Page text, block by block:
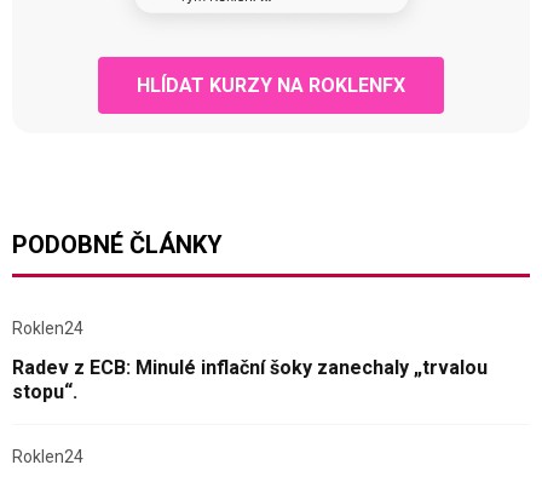
HLÍDAT KURZY NA ROKLENFX
PODOBNÉ ČLÁNKY
Roklen24
Radev z ECB: Minulé inflační šoky zanechaly „trvalou
stopu“.
Roklen24